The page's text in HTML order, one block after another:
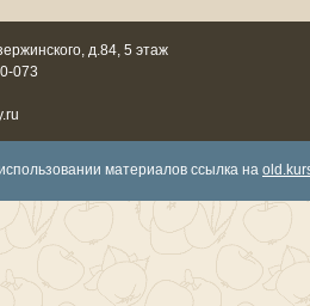
д.84, 5 этаж
073
материалов ссылка на